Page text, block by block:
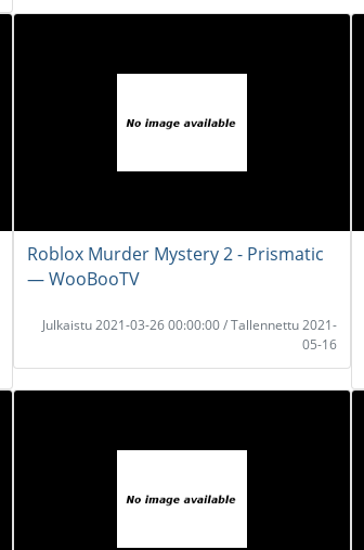
Roblox Murder Mystery 2 - Prismatic
― WooBooTV
Julkaistu 2021-03-26 00:00:00 / Tallennettu 2021-
05-16